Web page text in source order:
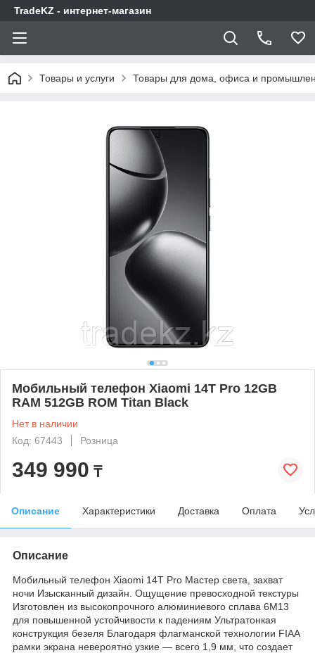
TradeKZ - интернет-магазин
Товары и услуги Товары для дома, офиса и
Мобильный телефон Xiaomi 14T Pro 12GB
RAM 512GB ROM Titan Black
Нет в наличии
Код: 67443
Розница
349 990 ₸
Описание Характеристики Доставка Оплата
Описание
Мобильный телефон Xiaomi 14T Pro Мастер света, захват
ночи Изысканный дизайн. Ощущение превосходной текстуры
Изготовлен из высокопрочного алюминиевого сплава 6М13
для повышенной устойчивости к падениям Ультратонкая
конструкция безеля Благодаря флагманской технологии FIAA
рамки экрана невероятно узкие — всего 1,9 мм, что создает